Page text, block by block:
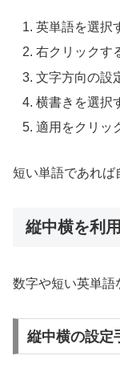
英単語を選択
右クリックす
文字方向の設
横書きを選択
適用をクリッ
短い単語であれば
縦中横を利
数字や短い英単語
縦中横の設定